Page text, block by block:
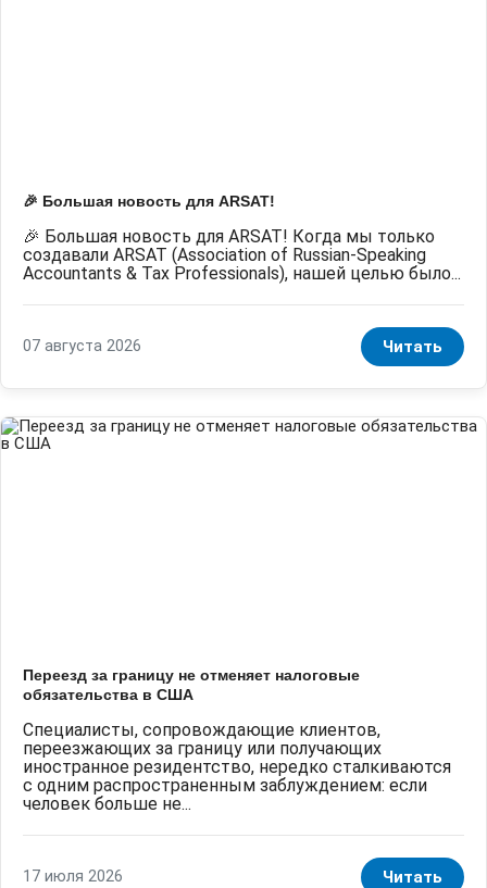
🎉 Большая новость для ARSAT!
🎉 Большая новость для ARSAT! Когда мы только
создавали ARSAT (Association of Russian-Speaking
Accountants & Tax Professionals), нашей целью было...
07 августа 2026 Читать
Переезд за границу не отменяет налоговые
обязательства в США
Специалисты, сопровождающие клиентов,
переезжающих за границу или получающих
иностранное резидентство, нередко сталкиваются
с одним распространенным заблуждением: если
человек больше не...
17 июля 2026 Читать